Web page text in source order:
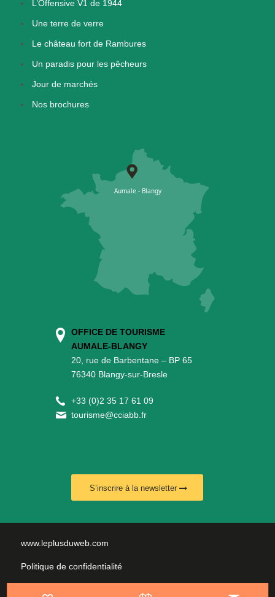
L’Offensive V1 de 1944
Une terre de verre
Le château fort de Rambures
Un paradis pour les pêcheurs
Jour de marchés
Nos brochures
OFFICE DE TOURISME
AUMALE-BLANGY
20, rue de Barbentane – BP 65
76340 Blangy-sur-Bresle
+33 (0)2 35 17 61 09
tourisme@cciabb.fr
S’inscrire à la newsletter
www.leplusduweb.com
Politique de confidentialité